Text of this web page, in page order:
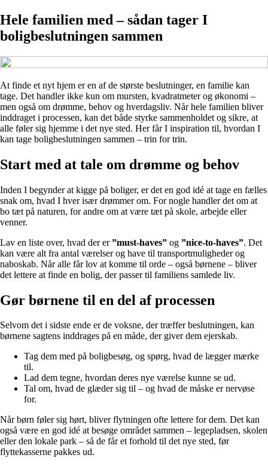
Hele familien med – sådan tager I
boligbeslutningen sammen
At finde et nyt hjem er en af de største beslutninger, en familie kan
tage. Det handler ikke kun om mursten, kvadratmeter og økonomi –
men også om drømme, behov og hverdagsliv. Når hele familien bliver
inddraget i processen, kan det både styrke sammenholdet og sikre, at
alle føler sig hjemme i det nye sted. Her får I inspiration til, hvordan I
kan tage boligbeslutningen sammen – trin for trin.
Start med at tale om drømme og behov
Inden I begynder at kigge på boliger, er det en god idé at tage en fælles
snak om, hvad I hver især drømmer om. For nogle handler det om at
bo tæt på naturen, for andre om at være tæt på skole, arbejde eller
venner.
Lav en liste over, hvad der er”must-haves” og ”nice-to-haves”. Det
kan være alt fra antal værelser og have til transportmuligheder og
naboskab. Når alle får lov at komme til orde – også børnene – bliver
det lettere at finde en bolig, der passer til familiens samlede liv.
Gør børnene til en del af processen
Selvom det i sidste ende er de voksne, der træffer beslutningen, kan
børnene sagtens inddrages på en måde, der giver dem ejerskab.
Tag dem med på boligbesøg, og spørg, hvad de lægger mærke
til.
Lad dem tegne, hvordan deres nye værelse kunne se ud.
Tal om, hvad de glæder sig til – og hvad de måske er nervøse
for.
Når børn føler sig hørt, bliver flytningen ofte lettere for dem. Det kan
også være en god idé at besøge området sammen – legepladsen, skolen
eller den lokale park – så de får et forhold til det nye sted, før
flyttekasserne pakkes ud.